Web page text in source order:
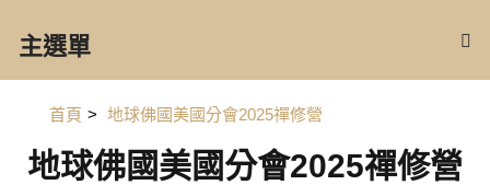
主選單
首頁 > 地球佛國美國分會2025禪修營
地球佛國美國分會2025禪修營